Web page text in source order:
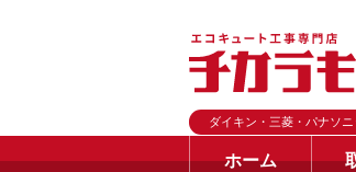
ダイキン・三菱・パナソ
ホーム